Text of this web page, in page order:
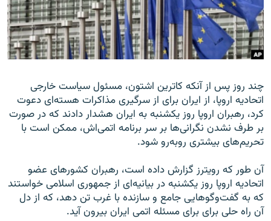
چند روز پس از آنکه کاترین اشتون، مسئول سیاست خارجی
اتحادیه اروپا، از ایران برای از سرگیری مذاکرات هسته‌ای دعوت
کرد، رهبران اروپا روز یکشنبه به ایران هشدار دادند که در صورت
بر طرف نشدن نگرانی‌ها بر سر برنامه اتمی‌اش، ممکن است با
تحریم‌های بیشتری روبه‌رو شود.
آن طور که رویترز گزارش داده است، رهبران کشورهای عضو
اتحادیه اروپا روز یکشنبه در بیانیه‌ای از جمهوری اسلامی خواستند
که به گفت‌وگوهایی جامع و سازنده با غرب تن دهد، که از دل
آن راه حلی برای برای مسئله اتمی ایران بیرون آید.